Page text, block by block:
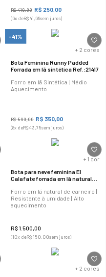
R$410,00 R$ 250,00
(6x deR$41,66sem juros)
-41%
+ 2 cores
Bota Feminina Runny Padded
Forrada em lã sintética Ref.:21417
Forro em lã Sintética | Médio
Aquecimento
R$590,00 R$ 350,00
(8x deR$43,75sem juros)
+ 1 cor
Bota para neve feminina El
Calafate forrada em lã natural
Forro em lã natural de carneiro |
Resistente à umidade | Alto
aquecimento
R$ 1 500,00
(10x deR$ 150,00sem juros)
+ 2 cores